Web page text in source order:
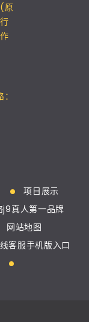
原
项目展示
j9真人第一品牌
网站地图
客服手机版入口